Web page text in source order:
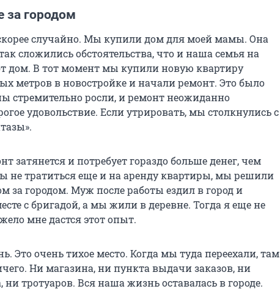
за городом
случайно. Мы купили дом для моей мамы. Она
сложились обстоятельства, что и наша семья на
дом. В тот момент мы купили новую квартиру
метров в новостройке и начали ремонт. Это было
стремительно росли, и ремонт неожиданно
удовольствие. Если утрировать, мы столкнулись с
затянется и потребует гораздо больше денег, чем
не тратиться еще и на аренду квартиры, мы решили
за городом. Муж после работы ездил в город и
с бригадой, а мы жили в деревне. Тогда я еще не
мне дастся этот опыт.
Это очень тихое место. Когда мы туда переехали, там
Ни магазина, ни пункта выдачи заказов, ни
ни тротуаров. Вся наша жизнь оставалась в городе.